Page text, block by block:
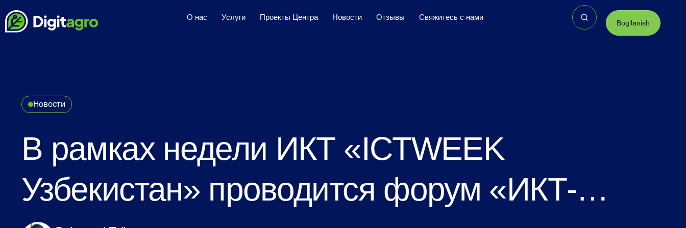
О нас Услуги Проекты Центра Новости Отзывы Свяжитесь с нами
Bogʻlanish
Новости
В рамках недели ИКТ «ICTWEEK
Узбекистан» проводится форум «ИКТ-